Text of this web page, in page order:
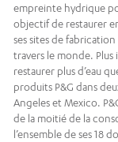
empreinte hydrique
objectif de restaurer
ses sites de
travers le monde. Plus
restaurer plus d’eau
produits P&G dans
Angeles et Mexico.
de la moitié de la
l’ensemble de ses 18